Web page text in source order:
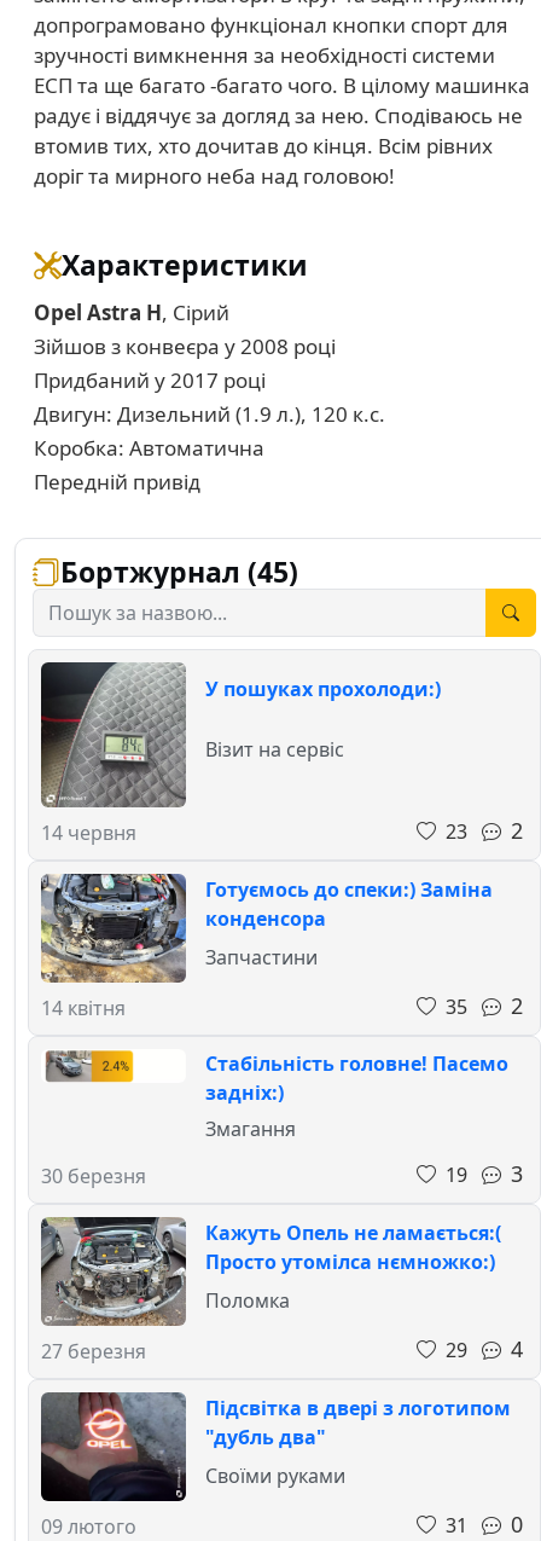
допрограмовано функціонал кнопки спорт для
зручності вимкнення за необхідності системи
ЕСП та ще багато -багато чого. В цілому машинка
радує і віддячує за догляд за нею. Сподіваюсь не
втомив тих, хто дочитав до кінця. Всім рівних
доріг та мирного неба над головою!
Характеристики
Opel Astra H, Сірий
Зійшов з конвеєра у 2008 році
Придбаний у 2017 році
Двигун: Дизельний (1.9 л.), 120 к.с.
Коробка: Автоматична
Передній привід
Бортжурнал (45)
У пошуках прохолоди:)
14 червня
Візит на сервіс
23 2
Готуємось до спеки:) Заміна
конденсора
14 квітня
Запчастини
35
2
Стабільність головне! Пасемо
задніх:)
30 березня
Змагання
19
3
Кажуть Опель не ламається:(
Просто утомілса нємножко:)
27 березня
Поломка
29
4
Підсвітка в двері з логотипом
"дубль два"
09 лютого
Своїми руками
31
0